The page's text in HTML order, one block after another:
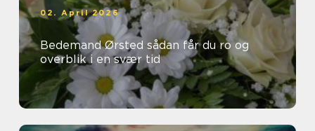
02. April 2026
Bedemand Ørsted sådan får du ro og
overblik i en svær tid